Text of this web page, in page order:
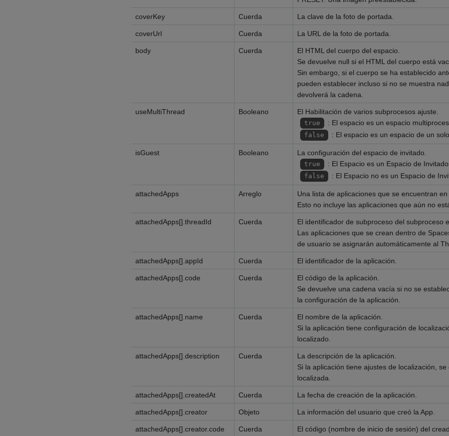
coverKey Cuerda La clave de la foto de portada.
coverUrl Cuerda La URL de la foto de portada.
body Cuerda
El HTML del cuerpo del espacio.
Se devuelve null si el HTML del cuerpo está
Sin embargo, si el cuerpo se ha establecido
pueden establecer incluso si no se muestra
devolverá la cadena.
useMultiThread Booleano El Habilitación de varios subprocesos ajuste.
true : El espacio es un espacio
false : El espacio es un espacio de un
isGuest Booleano La configuración del espacio de invitado.
true : El Espacio es un Espacio de
false : El Espacio no es un Espacio de
attachedApps Arreglo
Una lista de aplicaciones que se encuentran en
Esto no incluye las aplicaciones que aún no
attachedApps[].threadId Cuerda
El identificador de subproceso del subproceso
Las aplicaciones que se crean dentro de
de usuario se asignarán automáticamente al
attachedApps[].appId Cuerda El identificador de la aplicación.
attachedApps[].code Cuerda
El código de la aplicación.
Se devuelve una cadena vacía si no se
la configuración de la aplicación.
attachedApps[].name Cuerda
El nombre de la aplicación.
Si la aplicación tiene configuración de
localizado.
attachedApps[].description Cuerda
La descripción de la aplicación.
Si la aplicación tiene ajustes de localización,
localizada.
attachedApps[].createdAt Cuerda La fecha de creación de la aplicación.
attachedApps[].creator Objeto La información del usuario que creó la App.
attachedApps[].creator.code Cuerda El código (nombre de inicio de sesión) del